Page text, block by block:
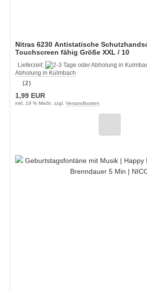
Nitras 6230 Antistatische
Touchscreen fähig Größe XXL / 10
Lieferzeit:
Abholung in Kulmbach
(2)
1,99 EUR
inkl. 19 % MwSt. zzgl. Versandkosten